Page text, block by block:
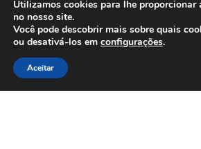
Utilizamos cookies para lhe proporcionar
no nosso site.
Você pode descobrir mais sobre quais
ou desativá-los em configurações.
Aceitar